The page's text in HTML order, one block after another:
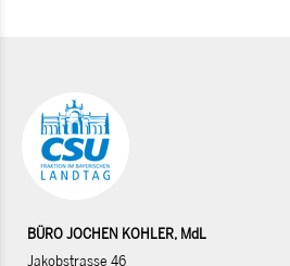
BÜRO JOCHEN KOHLER, MdL
Jakobstrasse 46